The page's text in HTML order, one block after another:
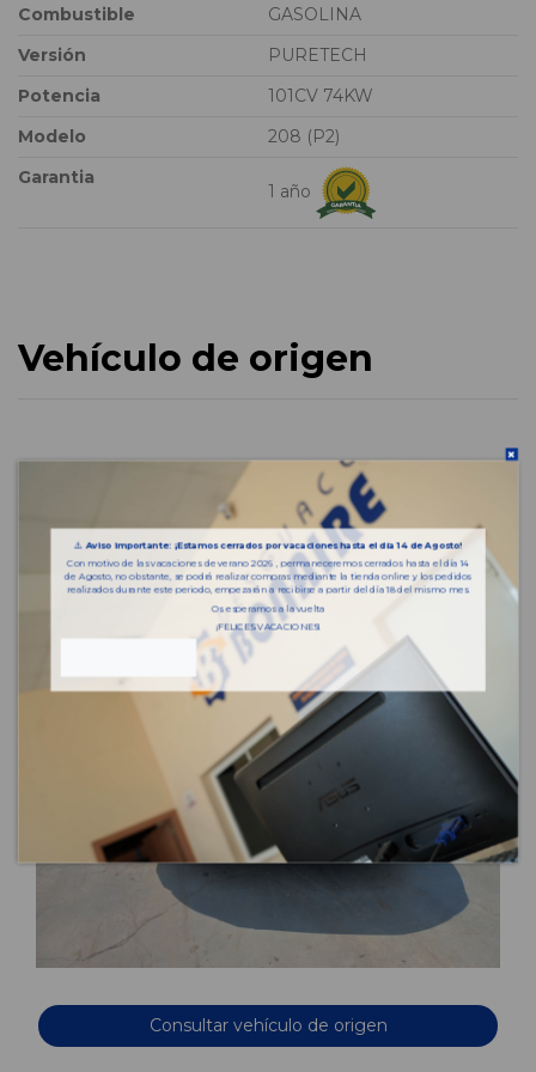
Combustible
GASOLINA
Versión
PURETECH
Potencia
101CV 74KW
Modelo
208 (P2)
Garantia
1 año
Vehículo de origen
Consultar vehículo de origen
⚠️Aviso importante: ¡Estamos cerrados por vacaciones hasta el día 14 de Agosto!
Con motivo de las vacaciones de verano 2026 , permaneceremos cerrados hasta el día 14
de Agosto, no obstante, se podrá realizar compras mediante la tienda online y los pedidos
realizados durante este periodo, empezarán a recibirse a partir del día 18 del mismo mes.
Os esperamos a la vuelta
¡FELICES VACACIONES!